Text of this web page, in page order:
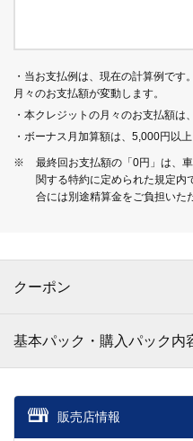
・当お支払例は、現在の計算例です
月々のお支払額が変動します。
・本クレジットの月々のお支払額は
・ボーナス月加算額は、5,000円以
※
最終回お支払額の「0円」は、
関する特約に定められた規定内
合には別途精算金をご負担いた
クーポン
基本パック・購入パック内
販売店情報